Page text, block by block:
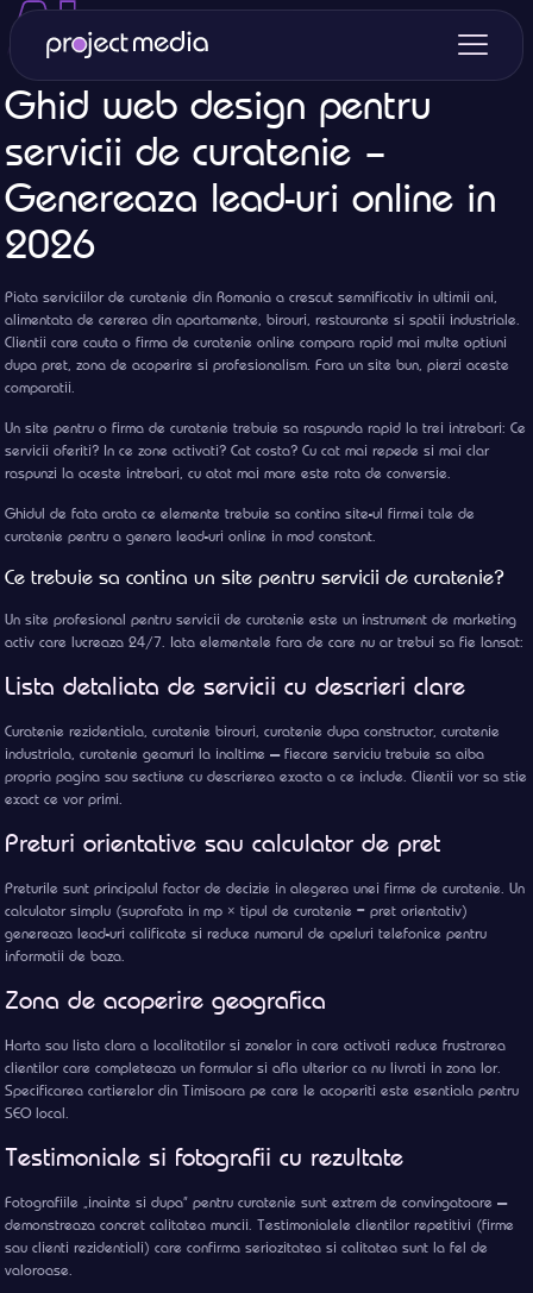
Ghid web design pentru
servicii de curatenie –
Genereaza lead-uri online in
2026
Piata serviciilor de curatenie din Romania a crescut semnificativ in ultimii ani,
alimentata de cererea din apartamente, birouri, restaurante si spatii industriale.
Clientii care cauta o firma de curatenie online compara rapid mai multe optiuni
dupa pret, zona de acoperire si profesionalism. Fara un site bun, pierzi aceste
comparatii.
Un site pentru o firma de curatenie trebuie sa raspunda rapid la trei intrebari: Ce
servicii oferiti? In ce zone activati? Cat costa? Cu cat mai repede si mai clar
raspunzi la aceste intrebari, cu atat mai mare este rata de conversie.
Ghidul de fata arata ce elemente trebuie sa contina site-ul firmei tale de
curatenie pentru a genera lead-uri online in mod constant.
Ce trebuie sa contina un site pentru servicii de curatenie?
Un site profesional pentru servicii de curatenie este un instrument de marketing
activ care lucreaza 24/7. Iata elementele fara de care nu ar trebui sa fie lansat:
Lista detaliata de servicii cu descrieri clare
Curatenie rezidentiala, curatenie birouri, curatenie dupa constructor, curatenie
industriala, curatenie geamuri la inaltime — fiecare serviciu trebuie sa aiba
propria pagina sau sectiune cu descrierea exacta a ce include. Clientii vor sa stie
exact ce vor primi.
Preturi orientative sau calculator de pret
Preturile sunt principalul factor de decizie in alegerea unei firme de curatenie. Un
calculator simplu (suprafata in mp × tipul de curatenie = pret orientativ)
genereaza lead-uri calificate si reduce numarul de apeluri telefonice pentru
informatii de baza.
Zona de acoperire geografica
Harta sau lista clara a localitatilor si zonelor in care activati reduce frustrarea
clientilor care completeaza un formular si afla ulterior ca nu livrati in zona lor.
Specificarea cartierelor din Timisoara pe care le acoperiti este esentiala pentru
SEO local.
Testimoniale si fotografii cu rezultate
Fotografiile „inainte si dupa” pentru curatenie sunt extrem de convingatoare —
demonstreaza concret calitatea muncii. Testimonialele clientilor repetitivi (firme
sau clienti rezidentiali) care confirma seriozitatea si calitatea sunt la fel de
valoroase.